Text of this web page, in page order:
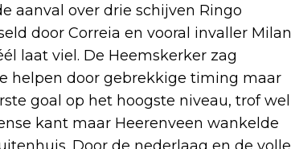
aanval over drie schijven Ringo
door Correia en vooral invaller Milan
laat viel. De Heemskerker zag
helpen door gebrekkige timing maar
goal op het hoogste niveau, trof wel
kant maar Heerenveen wankelde